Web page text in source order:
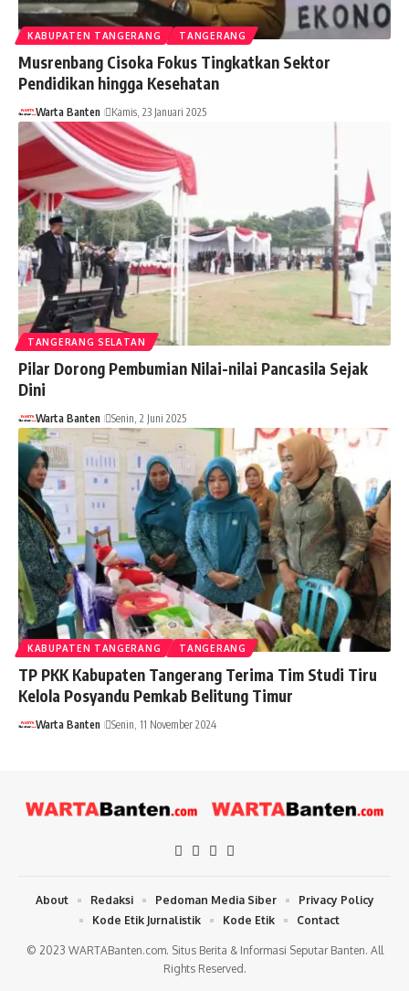
KABUPATEN TANGERANG TANGERANG
Musrenbang Cisoka Fokus Tingkatkan Sektor
Pendidikan hingga Kesehatan
Warta Banten Kamis, 23 Januari 2025
TANGERANG SELATAN
Pilar Dorong Pembumian Nilai-nilai Pancasila Sejak
Dini
Warta Banten Senin, 2 Juni 2025
KABUPATEN TANGERANG TANGERANG
TP PKK Kabupaten Tangerang Terima Tim Studi Tiru
Kelola Posyandu Pemkab Belitung Timur
Warta Banten Senin, 11 November 2024
© 2023 WARTABanten.com. Situs Berita & Informasi Seputar Banten. All
Rights Reserved.
About Redaksi Pedoman Media Siber
Privacy Policy
Kode Etik Jurnalistik
Kode Etik Contact